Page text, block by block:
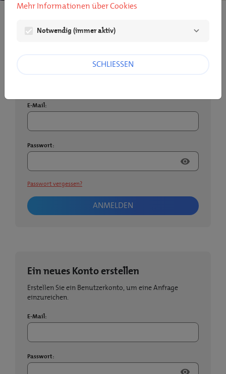
PERSÖNLICHE DATEN
E-Mail:
Passwort:
visibility
Passwort vergessen?
ANMELDEN
Ein neues Konto erstellen
Erstellen Sie ein Benutzerkonto, um eine Anfrage
einzureichen.
E-Mail:
Passwort:
Mehr Informationen über Cookies
Notwendig (immer aktiv)
SCHLIESSEN